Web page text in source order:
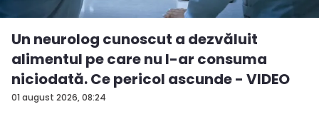
01 august 2026, 08:24
Un neurolog cunoscut a dezvăluit
alimentul pe care nu l-ar consuma
niciodată. Ce pericol ascunde - VIDEO